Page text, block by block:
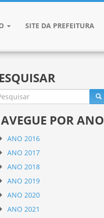
SITE DA PREFEITURA
POR ANO
ANO 2016
ANO 2017
ANO 2018
ANO 2019
ANO 2020
ANO 2021